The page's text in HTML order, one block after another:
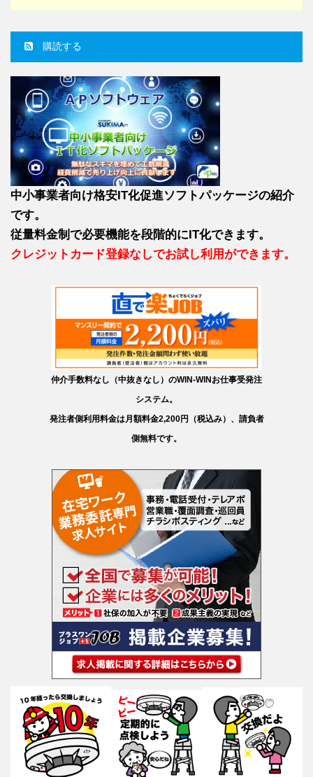
購読する
中小事業者向け格安IT化促進ソフトパッケージの紹介
です。
従量料金制で必要機能を段階的にIT化できます。
クレジットカード登録なしでお試し利用ができます。
仲介手数料なし（中抜きなし）のWIN-WINお仕事受発注
システム。
発注者側利用料金は月額料金2,200円（税込み）、請負者
側無料です。